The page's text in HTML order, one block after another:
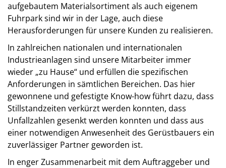
aufgebautem Materialsortiment als auch eigenem
Fuhrpark sind wir in der Lage, auch diese
Herausforderungen für unsere Kunden zu realisieren.
In zahlreichen nationalen und internationalen
Industrieanlagen sind unsere Mitarbeiter immer
wieder „zu Hause“ und erfüllen die spezifischen
Anforderungen in sämtlichen Bereichen. Das hier
gewonnene und gefestigte Know-how führt dazu, dass
Stillstandzeiten verkürzt werden konnten, dass
Unfallzahlen gesenkt werden konnten und dass aus
einer notwendigen Anwesenheit des Gerüstbauers ein
zuverlässiger Partner geworden ist.
In enger Zusammenarbeit mit dem Auftraggeber und